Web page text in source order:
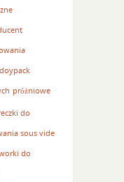
próżniowe
do
sous vide
do